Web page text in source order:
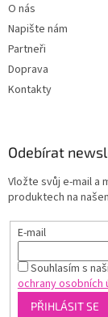
O nás
Napište nám
Partneři
Doprava
Kontakty
Odebírat
Vložte svůj e-mail a
produktech na
E-mail
Souhlasím s
ochrany osobních
PŘIHLÁSIT SE